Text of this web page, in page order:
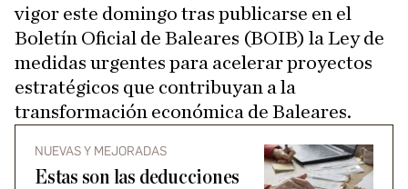
vigor este domingo tras publicarse en el
Boletín Oficial de Baleares (BOIB) la Ley de
medidas urgentes para acelerar proyectos
estratégicos que contribuyan a la
transformación económica de Baleares.
NUEVAS Y MEJORADAS
Estas son las deducciones